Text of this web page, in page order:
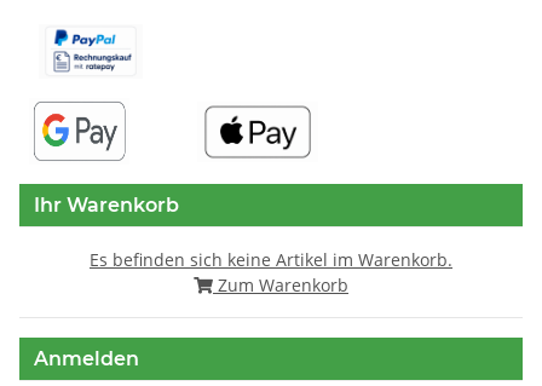
Ihr Warenkorb
Es befinden sich keine Artikel im Warenkorb.
Zum Warenkorb
Anmelden